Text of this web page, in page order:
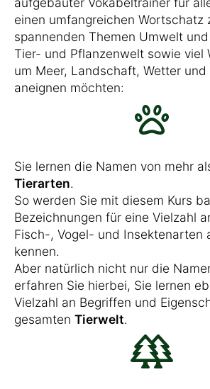
einen umfangreichen Wortschatz
spannenden Themen Umwelt
Tier- und Pflanzenwelt sowie viel
um Meer, Landschaft, Wetter
aneignen möchten:
Sie lernen die Namen von mehr
Tierarten.
So werden Sie mit diesem Kurs
Bezeichnungen für eine Vielzahl
Fisch-, Vogel- und Insektenarten
kennen.
Aber natürlich nicht nur die
erfahren Sie hierbei, Sie lernen
Vielzahl an Begriffen und
gesamten Tierwelt.